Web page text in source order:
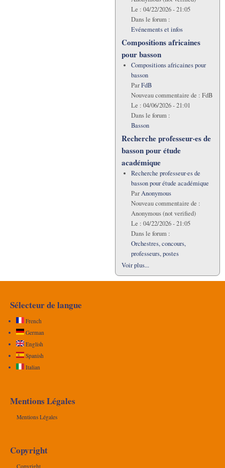
Le : 04/22/2026 - 21:05
Dans le forum :
Evénements et infos
Compositions africaines
pour basson
Compositions africaines pour
basson
ParFdB
Nouveau commentaire de : FdB
Le : 04/06/2026 - 21:01
Dans le forum :
Basson
Recherche professeur·es de
basson pour étude
académique
Recherche professeur·es de
basson pour étude académique
ParAnonymous
Nouveau commentaire de :
Anonymous (not verified)
Le : 04/22/2026 - 21:05
Dans le forum :
Orchestres, concours,
professeurs, postes
Voir plus...
Sélecteur de langue
French
German
English
Spanish
Italian
Mentions Légales
Mentions Légales
Copyright
Copyright